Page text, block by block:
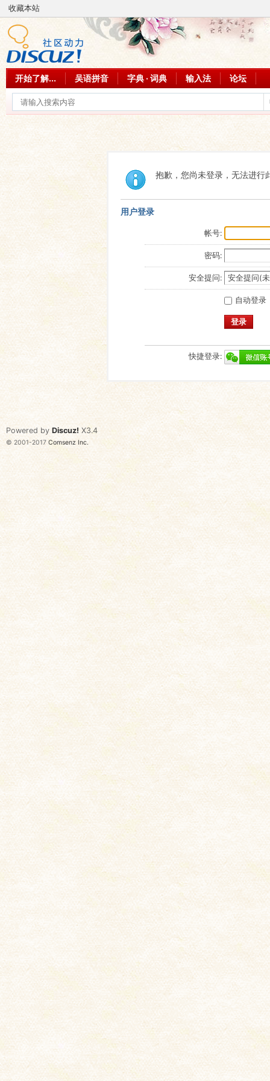
收藏本站
开始了解... 吴语拼音 字典 · 词典 输入法 论坛
抱歉，您尚未登录，无法进行
用户登录
帐号:
密码:
安全提问:
自动登录
登录
快捷登录:
Powered by Discuz! X3.4
© 2001-2017 Comsenz Inc.